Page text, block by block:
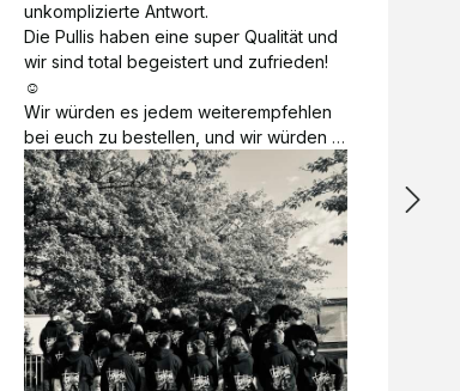
unkomplizierte Antwort.
Die Pullis haben eine super Qualität und
wir sind total begeistert und zufrieden!
☺️
Wir würden es jedem weiterempfehlen
bei euch zu bestellen, und wir würden
es auch sofort nochmal tun!
Vielen Dank für alles 😊